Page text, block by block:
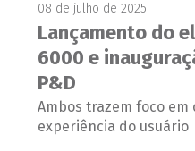
08 de julho de 2025
Lançamento do
6000 e
P&D
Ambos trazem foco em
experiência do usuário